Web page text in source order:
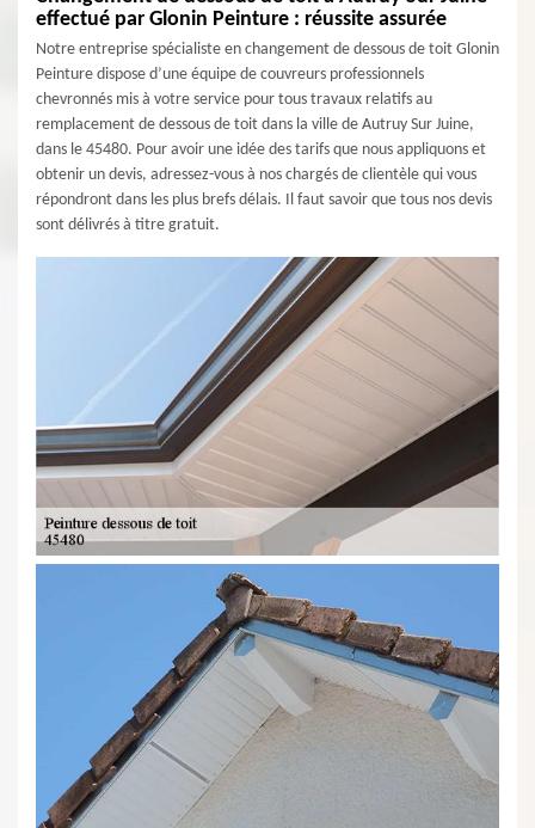
effectué par Glonin Peinture : réussite assurée
Notre entreprise spécialiste en changement de dessous de toit Glonin
Peinture dispose d’une équipe de couvreurs professionnels
chevronnés mis à votre service pour tous travaux relatifs au
remplacement de dessous de toit dans la ville de Autruy Sur Juine,
dans le 45480. Pour avoir une idée des tarifs que nous appliquons et
obtenir un devis, adressez-vous à nos chargés de clientèle qui vous
répondront dans les plus brefs délais. Il faut savoir que tous nos devis
sont délivrés à titre gratuit.